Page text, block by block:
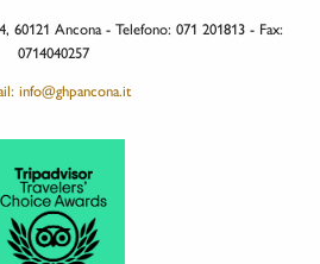
60121 Ancona - Telefono: 071 201813 - Fax:
0714040257
info@ghpancona.it